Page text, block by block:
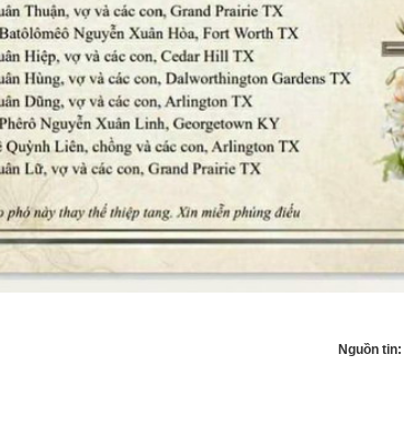
Nguồn tin: